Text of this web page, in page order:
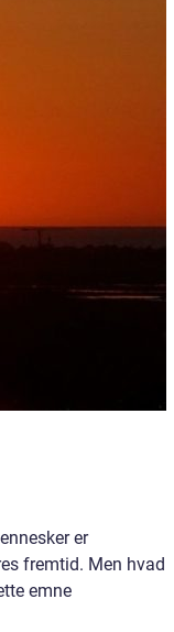
er
fremtid. Men hvad
emne